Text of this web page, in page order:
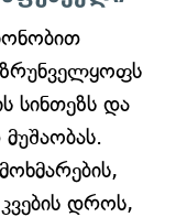
სინთეზს და
დროს,